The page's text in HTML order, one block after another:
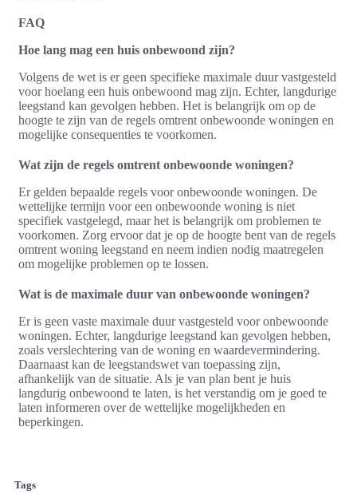
FAQ
Hoe lang mag een huis onbewoond zijn?
Volgens de wet is er geen specifieke maximale duur vastgesteld
voor hoelang een huis onbewoond mag zijn. Echter, langdurige
leegstand kan gevolgen hebben. Het is belangrijk om op de
hoogte te zijn van de regels omtrent onbewoonde woningen en
mogelijke consequenties te voorkomen.
Wat zijn de regels omtrent onbewoonde woningen?
Er gelden bepaalde regels voor onbewoonde woningen. De
wettelijke termijn voor een onbewoonde woning is niet
specifiek vastgelegd, maar het is belangrijk om problemen te
voorkomen. Zorg ervoor dat je op de hoogte bent van de regels
omtrent woning leegstand en neem indien nodig maatregelen
om mogelijke problemen op te lossen.
Wat is de maximale duur van onbewoonde woningen?
Er is geen vaste maximale duur vastgesteld voor onbewoonde
woningen. Echter, langdurige leegstand kan gevolgen hebben,
zoals verslechtering van de woning en waardevermindering.
Daarnaast kan de leegstandswet van toepassing zijn,
afhankelijk van de situatie. Als je van plan bent je huis
langdurig onbewoond te laten, is het verstandig om je goed te
laten informeren over de wettelijke mogelijkheden en
beperkingen.
Tags